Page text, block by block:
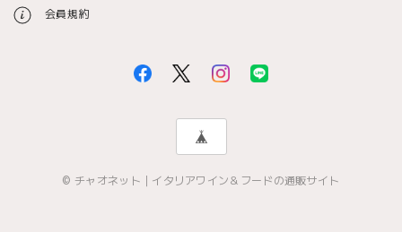
会員規約
© チャオネット｜イタリアワイン＆フードの通販サイト